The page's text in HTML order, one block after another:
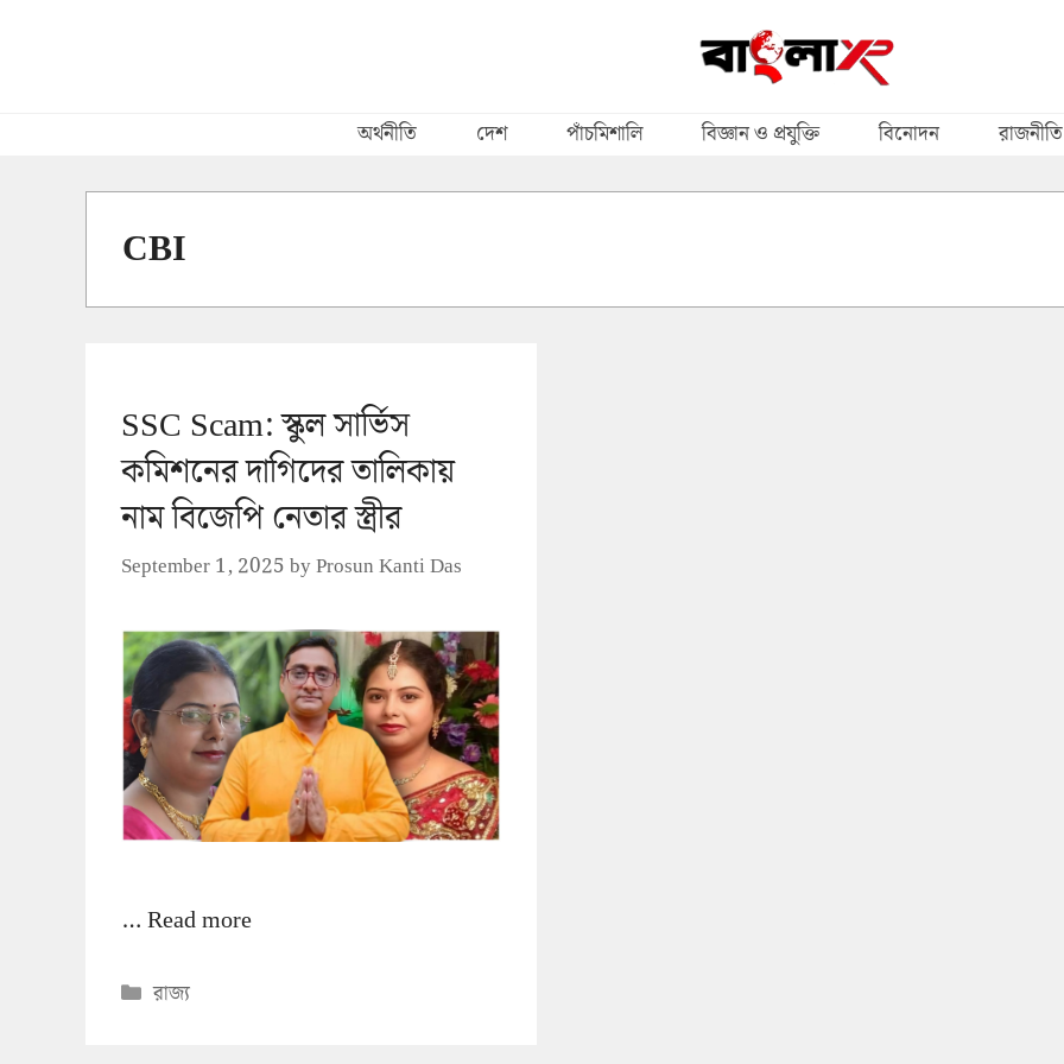
অর্থনীতি দেশ পাঁচমিশালি বিজ্ঞান ও প্রযুক্তি বিনোদন রাজনীতি
CBI
SSC Scam: স্কুল সার্ভিস
কমিশনের দাগিদের তালিকায়
নাম বিজেপি নেতার স্ত্রীর
September 1, 2025byProsun Kanti Das
…Read more
Categories
রাজ্য